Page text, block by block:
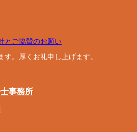
とご協賛のお願い
す。厚くお礼申し上げます。
事務所